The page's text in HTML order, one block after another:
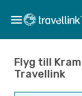
Flyg till
Travellink